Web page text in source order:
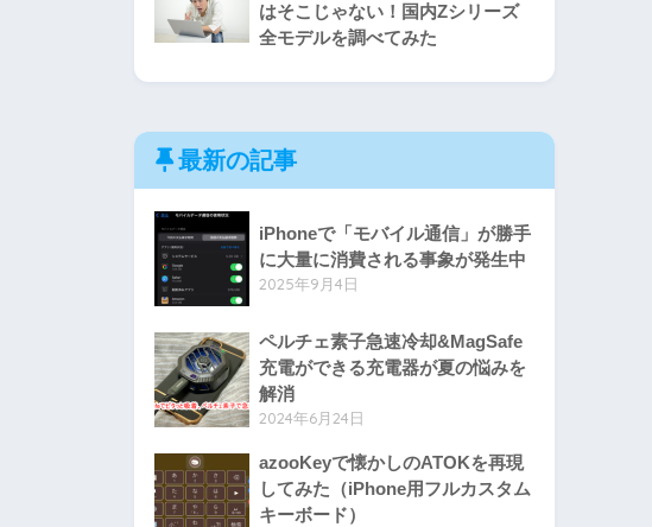
はそこじゃない！国内Zシリーズ
全モデルを調べてみた
最新の記事
iPhoneで「モバイル通信」が勝手
に大量に消費される事象が発生中
2025年9月4日
ペルチェ素子急速冷却&MagSafe
充電ができる充電器が夏の悩みを
解消
2024年6月24日
azooKeyで懐かしのATOKを再現
してみた（iPhone用フルカスタム
キーボード）